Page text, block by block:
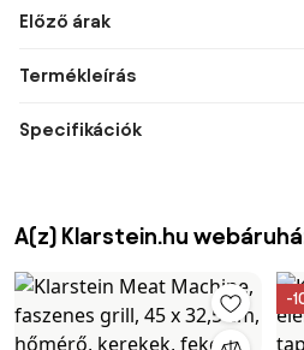
Előző árak
Termékleírás
Specifikációk
A(z) Klarstein.hu
-